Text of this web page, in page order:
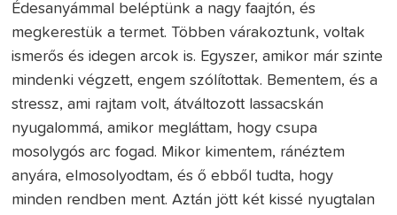
Édesanyámmal beléptünk a nagy faajtón, és
megkerestük a termet. Többen várakoztunk, voltak
ismerős és idegen arcok is. Egyszer, amikor már szinte
mindenki végzett, engem szólítottak. Bementem, és a
stressz, ami rajtam volt, átváltozott lassacskán
nyugalommá, amikor megláttam, hogy csupa
mosolygós arc fogad. Mikor kimentem, ránéztem
anyára, elmosolyodtam, és ő ebből tudta, hogy
minden rendben ment. Aztán jött két kissé nyugtalan